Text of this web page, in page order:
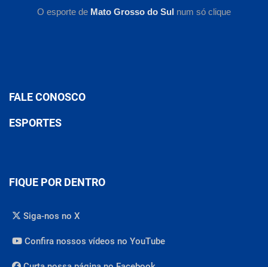
O esporte de Mato Grosso do Sul num só clique
FALE CONOSCO
ESPORTES
FIQUE POR DENTRO
Siga-nos no X
Confira nossos vídeos no YouTube